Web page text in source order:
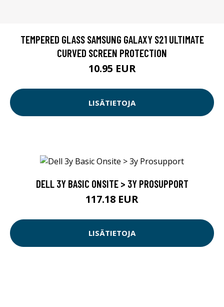
TEMPERED GLASS SAMSUNG GALAXY S21 ULTIMATE
CURVED SCREEN PROTECTION
10.95 EUR
LISÄTIETOJA
DELL 3Y BASIC ONSITE > 3Y PROSUPPORT
117.18 EUR
LISÄTIETOJA